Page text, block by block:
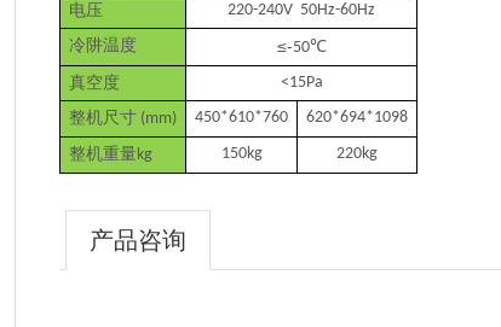
2024-11-14
2024-10-17
2024-10-15
2024-08-27
电压
220-240V 50Hz-60Hz
冷阱温度
≤-50℃
真空度
<15Pa
整机尺寸 (mm) 450*610*760
620*694*1098
整机重量kg 150kg 220kg
产品咨询